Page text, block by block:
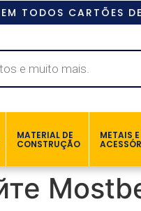
TODOS CARTÕES
MATERIAL DE
CONSTRUÇÃO
METAIS E